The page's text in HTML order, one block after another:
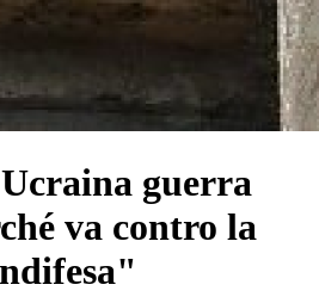
guerra
va contro la